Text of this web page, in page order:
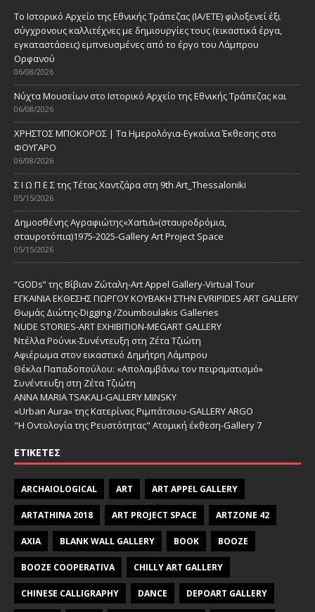
Το Ιστορικό Αρχείο της Εθνικής Τράπεζας (ΙΑ/ΕΤΕ) φιλοξενεί έξι
σύγχρονους καλλιτέχνες με δημιουργίες τους (εικαστικά έργα,
εγκαταστάσεις) εμπνευσμένες από το έργο του Λάμπρου
Ορφανού
06/08/2026
Νύχτα Μουσείων στο Ιστορικό Αρχείο της Εθνικής Τράπεζας και
06/08/2026
ΧΡΗΣΤΟΣ ΜΠΟΚΟΡΟΣ | Τα Ημερολόγια-Εγκαίνια Έκθεσης στο
ΦΟΥΓΑΡΟ
06/08/2026
Σ Ι Ω Π Ε Σ της Τέτας Χαντζάρα στη 9th Art_Thessaloniki
05/15/2026
Δημοσθένης Αγραφιώτης«Xαrtιά»(σταυροδρόμια,
σταυροτόπια)1975-2025-Gallery Art Project Space
05/15/2026
“GODs” της Βίβιαν Ζώταλη-Art Appel Gallery-Virtual Tour
ΕΓΚΑΙΝΙΑ ΕΚΘΕΣΗΣ ΓΙΩΡΓΟΥ ΚΟΥΒΑΚΗ ΣΤΗΝ EVRIPIDES ART GALLERY
Θωμάς Διώτης-Digging /Zoumboulakis Galleries
NUDE STORIES-ΑRT EXHIBITION-MEGART GALLERY
Ντέλλα Ρούνικ-Συνέντευξη στη Ζέτα Τζιώτη
Αφιέρωμα στον εικαστικό Δημήτρη Λάμπρου
Θέκλα Παπαδοπούλου: «Απολαμβάνω τον πειραματισμό»
Συνέντευξη στη Ζέτα Τζιώτη
ANNA MARIA TSAKALI-GALLERY MINSKY
«Urban Aura» της Κατερίνας Ριμπάτσιου-GALLERY ARGO
"Η Οντολογία της Ρευστότητας" Ατομική έκθεση-Gallery 7
ΕΤΙΚΈΤΕΣ
ARCHAIOLOGICAL ART ART APPEL GALLERY
ARTATHINA 2018 ART PROJECT SPACE ARTZONE 42
AXIA BLANK WALL GALLERY BOOK BOOZE
BOOZE COOPERATIVA CHILLY ART GALLERY
CHINESE CALLIGRAPHY DANCE DEPOART GALLERY